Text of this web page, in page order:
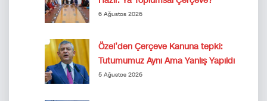
6 Ağustos 2026
Özel’den Çerçeve Kanuna tepki:
Tutumumuz Aynı Ama Yanlış Yapıldı
5 Ağustos 2026